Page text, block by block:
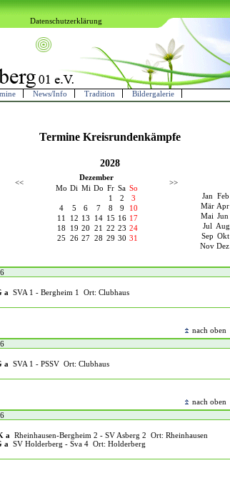
Datenschutzerklärung
News/Info Tradition Bildergalerie
Termine Kreisrundenkämpfe
2028
Jan Feb
Mär Apr
Mai Jun
Jul Aug
Sep Okt
Nov Dez
<< >>
Dezember
Mo Di Mi Do Fr Sa So
1
2
3
4
5 6 7 8 9
10
11
12 13 14 15 16 17
18
19 20 21 22 23 24
25 26 27 28 29 30 31
a SVA 1 - Bergheim 1 Ort: Clubhaus
nach oben
a SVA 1 - PSSV Ort: Clubhaus
nach oben
a Rheinhausen-Bergheim 2 - SV Asberg 2 Ort: Rheinhausen
a SV Holderberg - Sva 4 Ort: Holderberg